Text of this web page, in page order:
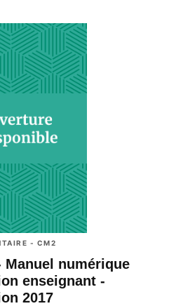
- CM2
Manuel numérique
enseignant -
2017